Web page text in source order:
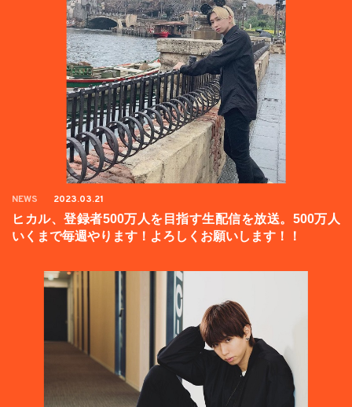
NEWS 2023.03.21
ヒカル、登録者500万人を目指す生配信を放送。500万人
いくまで毎週やります！よろしくお願いします！！